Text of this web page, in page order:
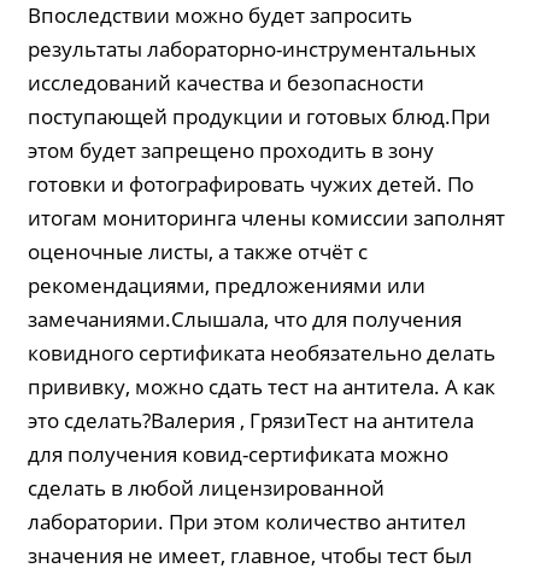
Впоследствии можно будет запросить
результаты лабораторно-инструментальных
исследований качества и безопасности
поступающей продукции и готовых блюд.При
этом будет запрещено проходить в зону
готовки и фотографировать чужих детей. По
итогам мониторинга члены комиссии заполнят
оценочные листы, а также отчёт с
рекомендациями, предложениями или
замечаниями.Слышала, что для получения
ковидного сертификата необязательно делать
прививку, можно сдать тест на антитела. А как
это сделать?Валерия , ГрязиТест на антитела
для получения ковид-сертификата можно
сделать в любой лицензированной
лаборатории. При этом количество антител
значения не имеет, главное, чтобы тест был